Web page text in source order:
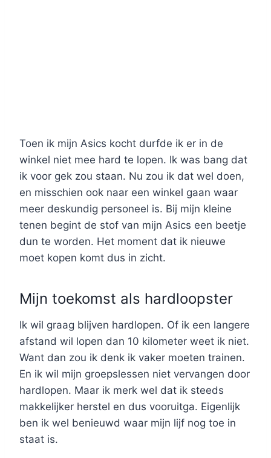
Toen ik mijn Asics kocht durfde ik er in de
winkel niet mee hard te lopen. Ik was bang dat
ik voor gek zou staan. Nu zou ik dat wel doen,
en misschien ook naar een winkel gaan waar
meer deskundig personeel is. Bij mijn kleine
tenen begint de stof van mijn Asics een beetje
dun te worden. Het moment dat ik nieuwe
moet kopen komt dus in zicht.
Mijn toekomst als hardloopster
Ik wil graag blijven hardlopen. Of ik een langere
afstand wil lopen dan 10 kilometer weet ik niet.
Want dan zou ik denk ik vaker moeten trainen.
En ik wil mijn groepslessen niet vervangen door
hardlopen. Maar ik merk wel dat ik steeds
makkelijker herstel en dus vooruitga. Eigenlijk
ben ik wel benieuwd waar mijn lijf nog toe in
staat is.